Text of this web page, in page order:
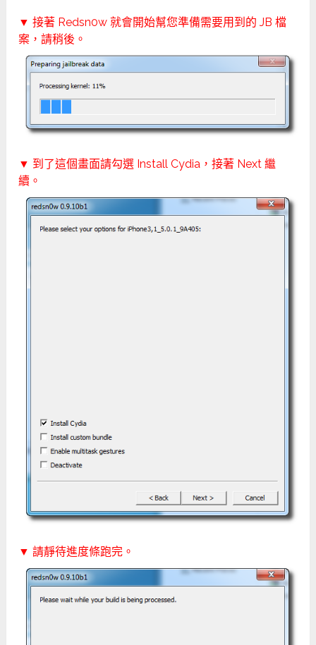
▼ 接著 Redsn0w 就會開始幫您準備需要用到的 JB 檔
案，請稍後。
▼ 到了這個畫面請勾選 Install Cydia，接著 Next 繼
續。
▼ 請靜待進度條跑完。